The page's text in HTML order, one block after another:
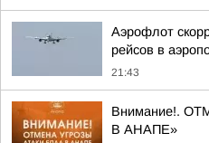
Аэрофлот
рейсов в
21:43
Внимание!.
В АНАПЕ»